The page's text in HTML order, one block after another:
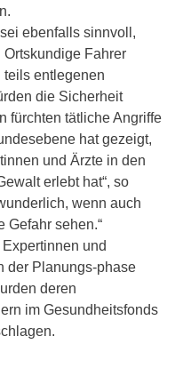
ebenfalls sinnvoll,
Fahrer
entlegenen
die Sicherheit
fürchten tätliche Angriffe
hat gezeigt,
und Ärzte in den
erlebt hat“, so
wenn auch
Gefahr sehen.“
und
der Planungs-phase
deren
im Gesundheitsfonds